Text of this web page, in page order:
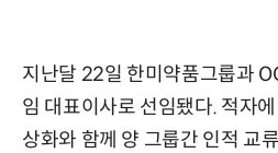
지난달 22일 한미약품그룹과
임 대표이사로 선임됐다. 적자
상화와 함께 양 그룹간 인적 교